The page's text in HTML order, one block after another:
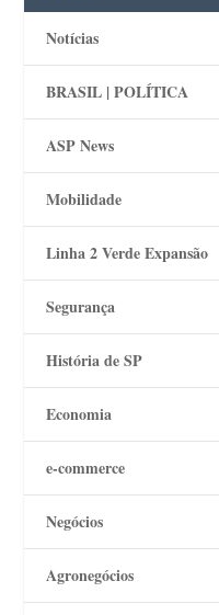
Notícias
BRASIL | POLÍTICA
ASP News
Mobilidade
Linha 2 Verde Expansão
Segurança
História de SP
Economia
e-commerce
Negócios
Agronegócios